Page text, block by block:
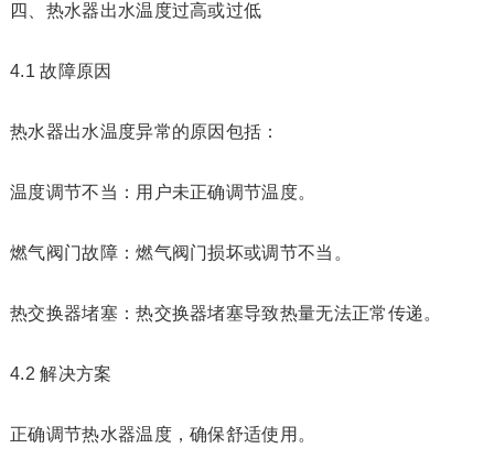
四、热水器出水温度过高或过低
4.1 故障原因
热水器出水温度异常的原因包括：
温度调节不当：用户未正确调节温度。
燃气阀门故障：燃气阀门损坏或调节不当。
热交换器堵塞：热交换器堵塞导致热量无法正常传递。
4.2 解决方案
正确调节热水器温度，确保舒适使用。